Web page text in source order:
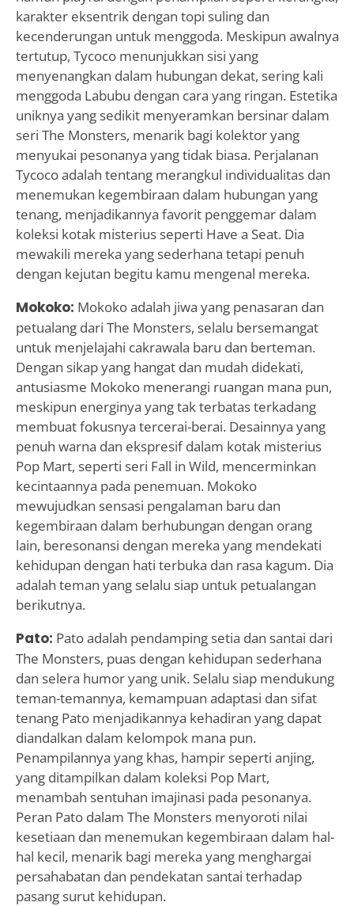
karakter eksentrik dengan topi suling dan
kecenderungan untuk menggoda. Meskipun awalnya
tertutup, Tycoco menunjukkan sisi yang
menyenangkan dalam hubungan dekat, sering kali
menggoda Labubu dengan cara yang ringan. Estetika
uniknya yang sedikit menyeramkan bersinar dalam
seri The Monsters, menarik bagi kolektor yang
menyukai pesonanya yang tidak biasa. Perjalanan
Tycoco adalah tentang merangkul individualitas dan
menemukan kegembiraan dalam hubungan yang
tenang, menjadikannya favorit penggemar dalam
koleksi kotak misterius seperti Have a Seat. Dia
mewakili mereka yang sederhana tetapi penuh
dengan kejutan begitu kamu mengenal mereka.
Mokoko: Mokoko adalah jiwa yang penasaran dan
petualang dari The Monsters, selalu bersemangat
untuk menjelajahi cakrawala baru dan berteman.
Dengan sikap yang hangat dan mudah didekati,
antusiasme Mokoko menerangi ruangan mana pun,
meskipun energinya yang tak terbatas terkadang
membuat fokusnya tercerai-berai. Desainnya yang
penuh warna dan ekspresif dalam kotak misterius
Pop Mart, seperti seri Fall in Wild, mencerminkan
kecintaannya pada penemuan. Mokoko
mewujudkan sensasi pengalaman baru dan
kegembiraan dalam berhubungan dengan orang
lain, beresonansi dengan mereka yang mendekati
kehidupan dengan hati terbuka dan rasa kagum. Dia
adalah teman yang selalu siap untuk petualangan
berikutnya.
Pato: Pato adalah pendamping setia dan santai dari
The Monsters, puas dengan kehidupan sederhana
dan selera humor yang unik. Selalu siap mendukung
teman-temannya, kemampuan adaptasi dan sifat
tenang Pato menjadikannya kehadiran yang dapat
diandalkan dalam kelompok mana pun.
Penampilannya yang khas, hampir seperti anjing,
yang ditampilkan dalam koleksi Pop Mart,
menambah sentuhan imajinasi pada pesonanya.
Peran Pato dalam The Monsters menyoroti nilai
kesetiaan dan menemukan kegembiraan dalam hal-
hal kecil, menarik bagi mereka yang menghargai
persahabatan dan pendekatan santai terhadap
pasang surut kehidupan.